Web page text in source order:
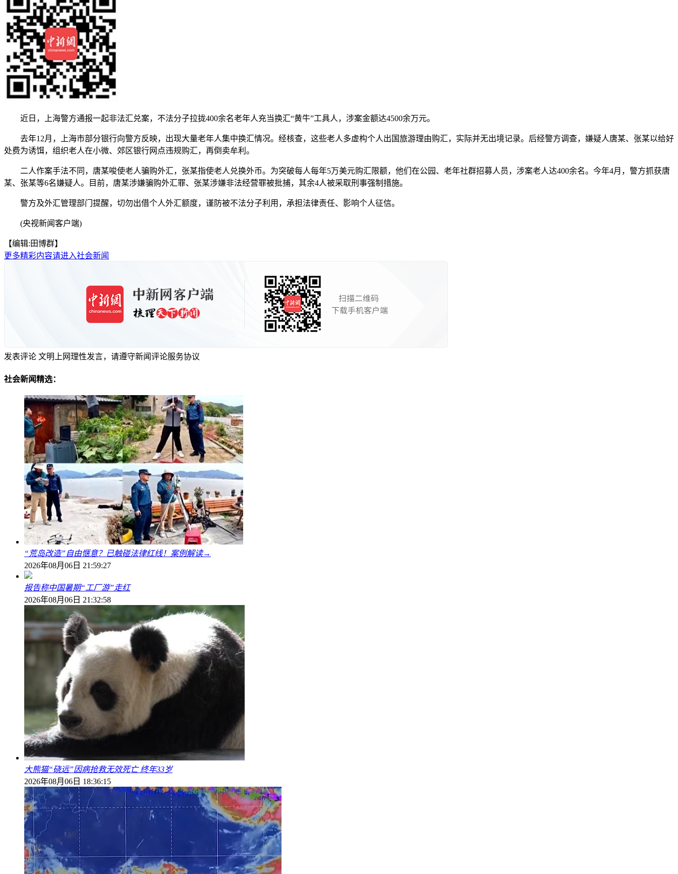
近日，上海警方通报一起非法汇兑案，不法分子拉拢400余名老年人充当换汇“黄牛”工具人，涉案金额达4500余万元。
去年12月，上海市部分银行向警方反映，出现大量老年人集中换汇情况。经核查，这些老人多虚构个人出国旅游理由购汇，实际并无出境记录。后经警方调查，嫌疑人唐某、张某以给好
处费为诱饵，组织老人在小微、郊区银行网点违规购汇，再倒卖牟利。
二人作案手法不同，唐某唆使老人骗购外汇，张某指使老人兑换外币。为突破每人每年5万美元购汇限额，他们在公园、老年社群招募人员，涉案老人达400余名。今年4月，警方抓获唐
某、张某等6名嫌疑人。目前，唐某涉嫌骗购外汇罪、张某涉嫌非法经营罪被批捕，其余4人被采取刑事强制措施。
警方及外汇管理部门提醒，切勿出借个人外汇额度，谨防被不法分子利用，承担法律责任、影响个人征信。
(央视新闻客户端)
【编辑:田博群】
更多精彩内容请进入社会新闻
发表评论 文明上网理性发言，请遵守新闻评论服务协议
社会新闻精选：
“荒岛改造”自由惬意？已触碰法律红线！案例解读→
2026年08月06日 21:59:27
报告称中国暑期“工厂游”走红
2026年08月06日 21:32:58
大熊猫“硗远”因病抢救无效死亡 终年33岁
2026年08月06日 18:36:15